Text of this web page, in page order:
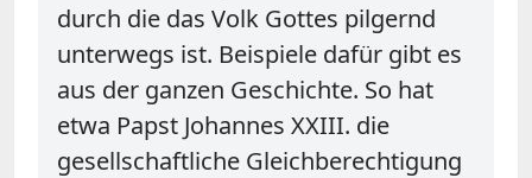
durch die das Volk Gottes pilgernd
unterwegs ist. Beispiele dafür gibt es
aus der ganzen Geschichte. So hat
etwa Papst Johannes XXIII. die
gesellschaftliche Gleichberechtigung